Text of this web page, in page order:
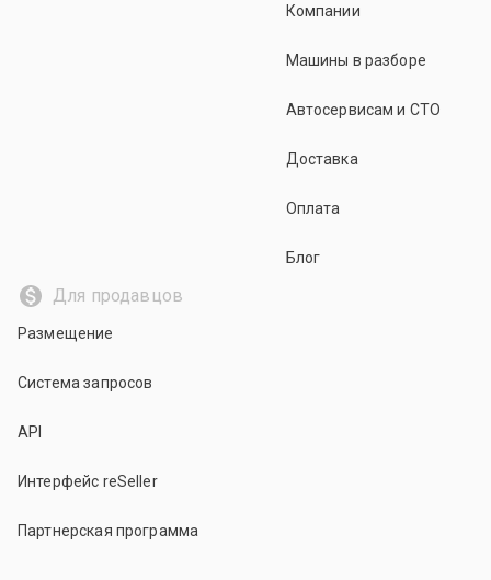
Компании
Машины в разборе
Автосервисам и СТО
Доставка
Оплата
Блог
Для продавцов
Размещение
Система запросов
API
Интерфейс reSeller
Партнерская программа